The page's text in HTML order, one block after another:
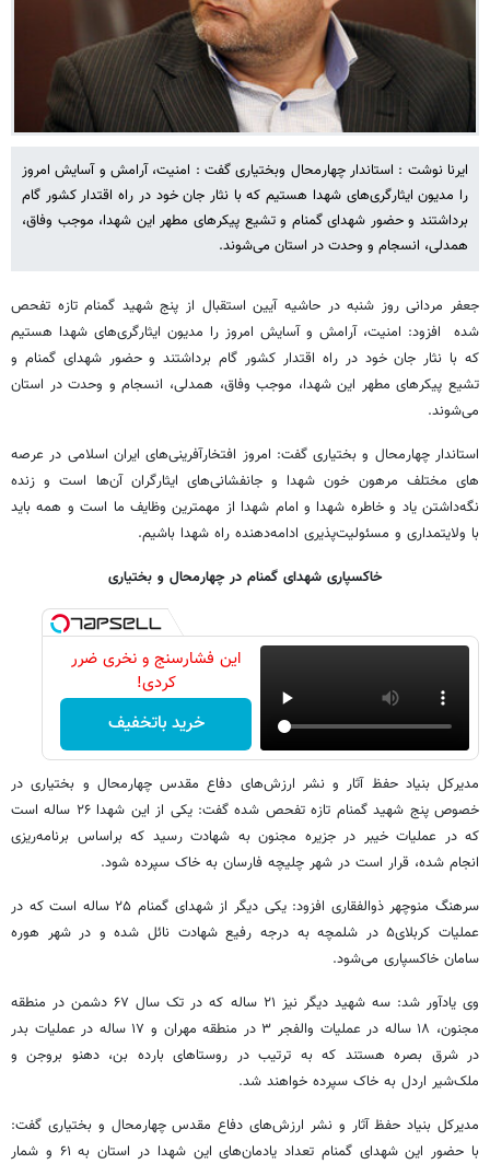
ایرنا نوشت : استاندار چهارمحال وبختیاری گفت : امنیت، آرامش و آسایش امروز
را مدیون ایثارگری‌های شهدا هستیم که با نثار جان خود در راه اقتدار کشور گام
برداشتند و حضور شهدای گمنام و تشیع پیکرهای مطهر این شهدا، موجب وفاق،
همدلی، انسجام و وحدت در استان می‌شوند.
جعفر مردانی روز شنبه در حاشیه آیین استقبال از پنج شهید گمنام تازه تفحص
شده افزود: امنیت، آرامش و آسایش امروز را مدیون ایثارگری‌های شهدا هستیم
که با نثار جان خود در راه اقتدار کشور گام برداشتند و حضور شهدای گمنام و
تشیع پیکرهای مطهر این شهدا، موجب وفاق، همدلی، انسجام و وحدت در استان
می‌شوند.
استاندار چهارمحال و بختیاری گفت: امروز افتخارآفرینی‌های ایران اسلامی در عرصه
های مختلف مرهون خون شهدا و جانفشانی‌های ایثارگران آن‌ها است و زنده
نگه‌داشتن یاد و خاطره شهدا و امام شهدا از مهمترین وظایف ما است و همه باید
با ولایتمداری و مسئولیت‌پذیری ادامه‌دهنده راه شهدا باشیم.
خاکسپاری شهدای گمنام در چهارمحال و بختیاری
این فشارسنج و نخری ضرر
کردی!
خرید باتخفیف
مدیرکل بنیاد حفظ آثار و نشر ارزش‌های دفاع مقدس چهارمحال و بختیاری در
خصوص پنج شهید گمنام تازه تفحص شده گفت: یکی از این شهدا ۲۶ ساله است
که در عملیات خیبر در جزیره مجنون به شهادت رسید که براساس برنامه‌ریزی
انجام شده، قرار است در شهر چلیچه فارسان به خاک سپرده شود.
سرهنگ منوچهر ذوالفقاری افزود: یکی دیگر از شهدای گمنام ۲۵ ساله است که در
عملیات کربلای۵ در شلمچه به درجه رفیع شهادت نائل شده و در شهر هوره
سامان خاکسپاری می‌شود.
وی یادآور شد: سه شهید دیگر نیز ۲۱ ساله که در تک سال ۶۷ دشمن در منطقه
مجنون، ۱۸ ساله در عملیات والفجر ۳ در منطقه مهران و ۱۷ ساله در عملیات بدر
در شرق بصره هستند که به ترتیب در روستاهای بارده بن، دهنو بروجن و
ملک‌شیر اردل به خاک سپرده خواهند شد.
مدیرکل بنیاد حفظ آثار و نشر ارزش‌های دفاع مقدس چهارمحال و بختیاری گفت:
با حضور این شهدای گمنام تعداد یادمان‌های این شهدا در استان به ۶۱ و شمار